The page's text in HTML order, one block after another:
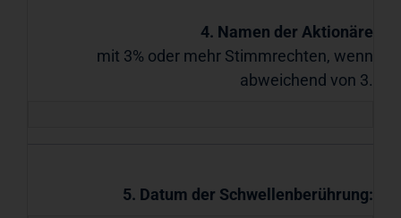
4. Namen der Aktionäre
mit 3% oder mehr Stimmrechten, wenn
abweichend von 3.
5. Datum der Schwellenberührung: